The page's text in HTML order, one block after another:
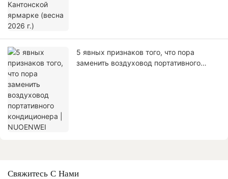
5 явных признаков того, что пора
заменить воздуховод портативного
Свяжитесь С Нами